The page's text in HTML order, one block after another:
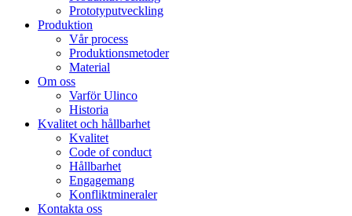
Prototyputveckling
Produktion
Vår process
Produktionsmetoder
Material
Om oss
Varför Ulinco
Historia
Kvalitet och hållbarhet
Kvalitet
Code of conduct
Hållbarhet
Engagemang
Konfliktmineraler
Kontakta oss